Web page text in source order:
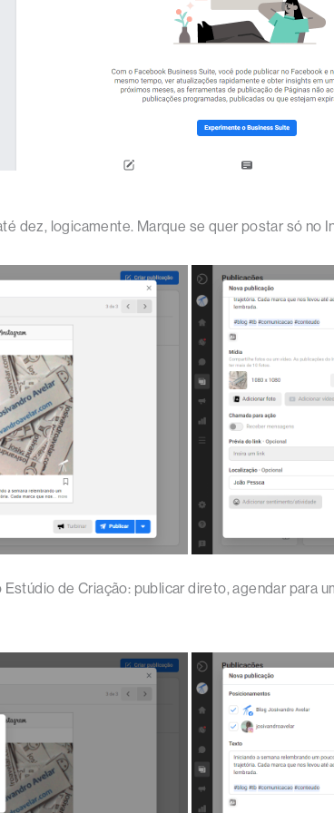
dez, logicamente. Marque se quer postar só
de Criação: publicar direto, agendar para